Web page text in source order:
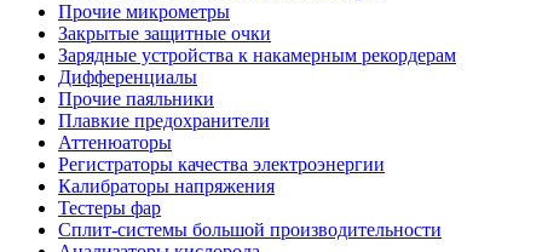
Прочие микрометры
Закрытые защитные очки
Зарядные устройства к накамерным рекордерам
Дифференциалы
Прочие паяльники
Плавкие предохранители
Аттенюаторы
Регистраторы качества электроэнергии
Калибраторы напряжения
Тестеры фар
Сплит-системы большой производительности